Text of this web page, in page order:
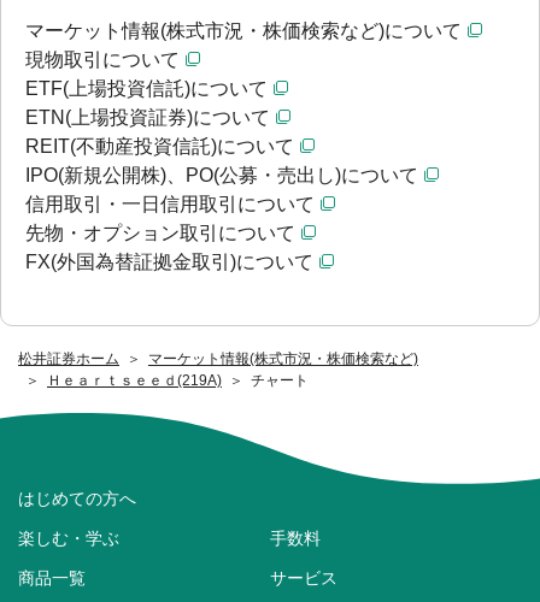
松井証券ホーム
マーケット情報(株式市況・株価検索など)
Ｈｅａｒｔｓｅｅｄ(219A)
チャート
マーケット情報(株式市況・株価検索など)について
現物取引について
ETF(上場投資信託)について
ETN(上場投資証券)について
REIT(不動産投資信託)について
IPO(新規公開株)、PO(公募・売出し)について
信用取引・一日信用取引について
先物・オプション取引について
FX(外国為替証拠金取引)について
はじめての方へ
楽しむ・学ぶ 手数料
商品一覧 サービス